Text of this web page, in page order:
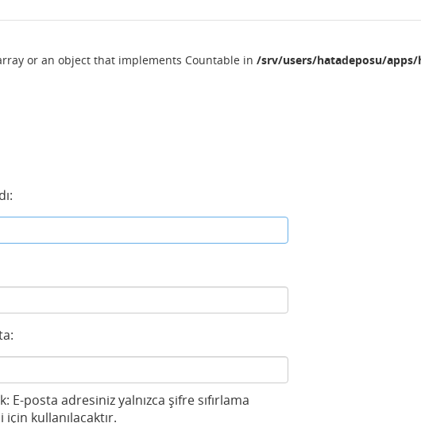
or an object that implements Countable in /srv/users/hatadeposu/
E-posta adresiniz yalnızca şifre sıfırlama
için kullanılacaktır.